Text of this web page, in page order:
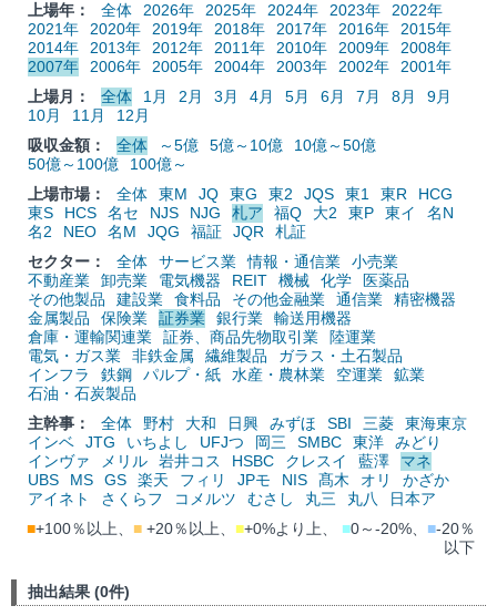
上場年：
全体 2026年 2025年 2024年 2023年
2022年
2021年
2020年 2019年 2018年 2017年 2016年
2015年
2014年
2013年 2012年 2011年 2010年 2009年
2008年
2007年
2006年 2005年 2004年 2003年 2002年
2001年
上場月：
全体 1月 2月 3月 4月 5月 6月 7月 8月
9月
10月
11月
12月
吸収金額：
全体 ～5億 5億～10億
10億～50億
50億～100億
100億～
上場市場：
全体 東M JQ 東G 東2 JQS 東1 東R
HCG
東S
HCS 名セ NJS NJG 札ア 福Q 大2 東P 東イ
名N
名2
NEO 名M JQG 福証 JQR
札証
セクター：
全体 サービス業 情報・通信業
小売業
不動産業
卸売業 電気機器 REIT 機械 化学
医薬品
その他製品
建設業 食料品 その他金融業 通信業
精密機器
金属製品
保険業 証券業 銀行業
輸送用機器
倉庫・運輸関連業
証券、商品先物取引業
陸運業
電気・ガス業
非鉄金属 繊維製品
ガラス・土石製品
インフラ
鉄鋼 パルプ・紙 水産・農林業 空運業
鉱業
石油・石炭製品
主幹事：
全体 野村 大和 日興 みずほ SBI 三菱
東海東京
インベ
JTG いちよし UFJつ 岡三 SMBC 東洋
みどり
インヴァ
メリル 岩井コス HSBC クレスイ 藍澤
マネ
UBS
MS GS 楽天 フィリ JPモ NIS 髙木 オリ
かざか
アイネト
さくらフ コメルツ むさし 丸三 丸八
日本ア
■+100％以上、 ■ +20％以上、 ■+0%より上、 ■0～-20%、 ■-20％
以下
抽出結果 (0件)